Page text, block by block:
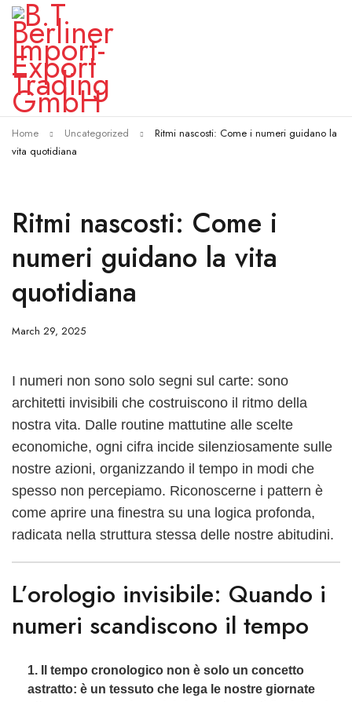
Home Uncategorized
Ritmi nascosti: Come i numeri guidano la
vita quotidiana
Ritmi nascosti: Come i
numeri guidano la vita
quotidiana
March 29, 2025
I numeri non sono solo segni sul carte: sono
architetti invisibili che costruiscono il ritmo della
nostra vita. Dalle routine mattutine alle scelte
economiche, ogni cifra incide silenziosamente sulle
nostre azioni, organizzando il tempo in modi che
spesso non percepiamo. Riconoscerne i pattern è
come aprire una finestra su una logica profonda,
radicata nella struttura stessa delle nostre abitudini.
L’orologio invisibile: Quando i
numeri scandiscono il tempo
Il tempo cronologico non è solo un concetto
astratto: è un tessuto che lega le nostre giornate